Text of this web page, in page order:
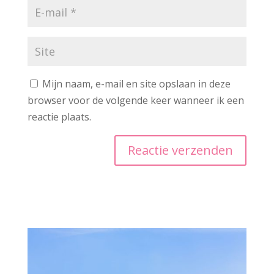
Mijn naam, e-mail en site opslaan in deze
browser voor de volgende keer wanneer ik een
reactie plaats.